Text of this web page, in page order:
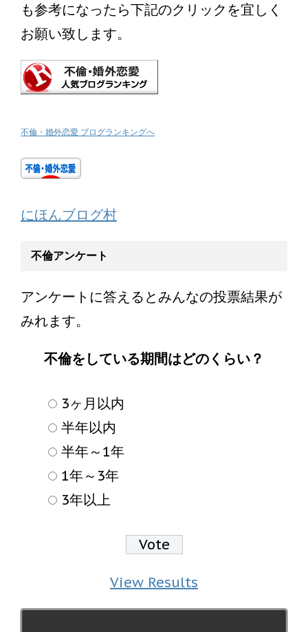
も参考になったら下記のクリックを宜しく
お願い致します。
不倫・婚外恋愛 ブログランキングへ
にほんブログ村
不倫アンケート
アンケートに答えるとみんなの投票結果が
みれます。
不倫をしている期間はどのくらい？
3ヶ月以内
半年以内
半年～1年
1年～3年
3年以上
View Results